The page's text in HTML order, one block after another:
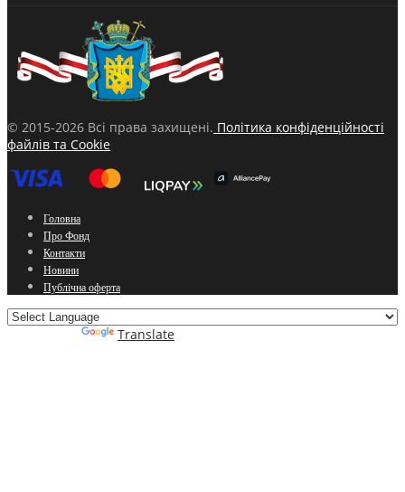
© 2015-2026 Всі права захищені. Політика конфіденційності
файлів та Cookie
Головна
Про Фонд
Контакти
Новини
Публічна оферта
Translate